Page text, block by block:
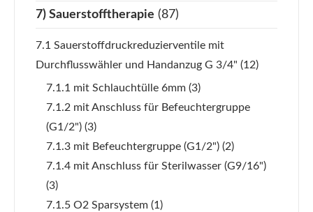
7) Sauerstofftherapie (87)
7.1 Sauerstoffdruckreduzierventile mit
Durchflusswähler und Handanzug G 3/4" (12)
7.1.1 mit Schlauchtülle 6mm (3)
7.1.2 mit Anschluss für Befeuchtergruppe
(G1/2") (3)
7.1.3 mit Befeuchtergruppe (G1/2") (2)
7.1.4 mit Anschluss für Sterilwasser (G9/16")
(3)
7.1.5 O2 Sparsystem (1)